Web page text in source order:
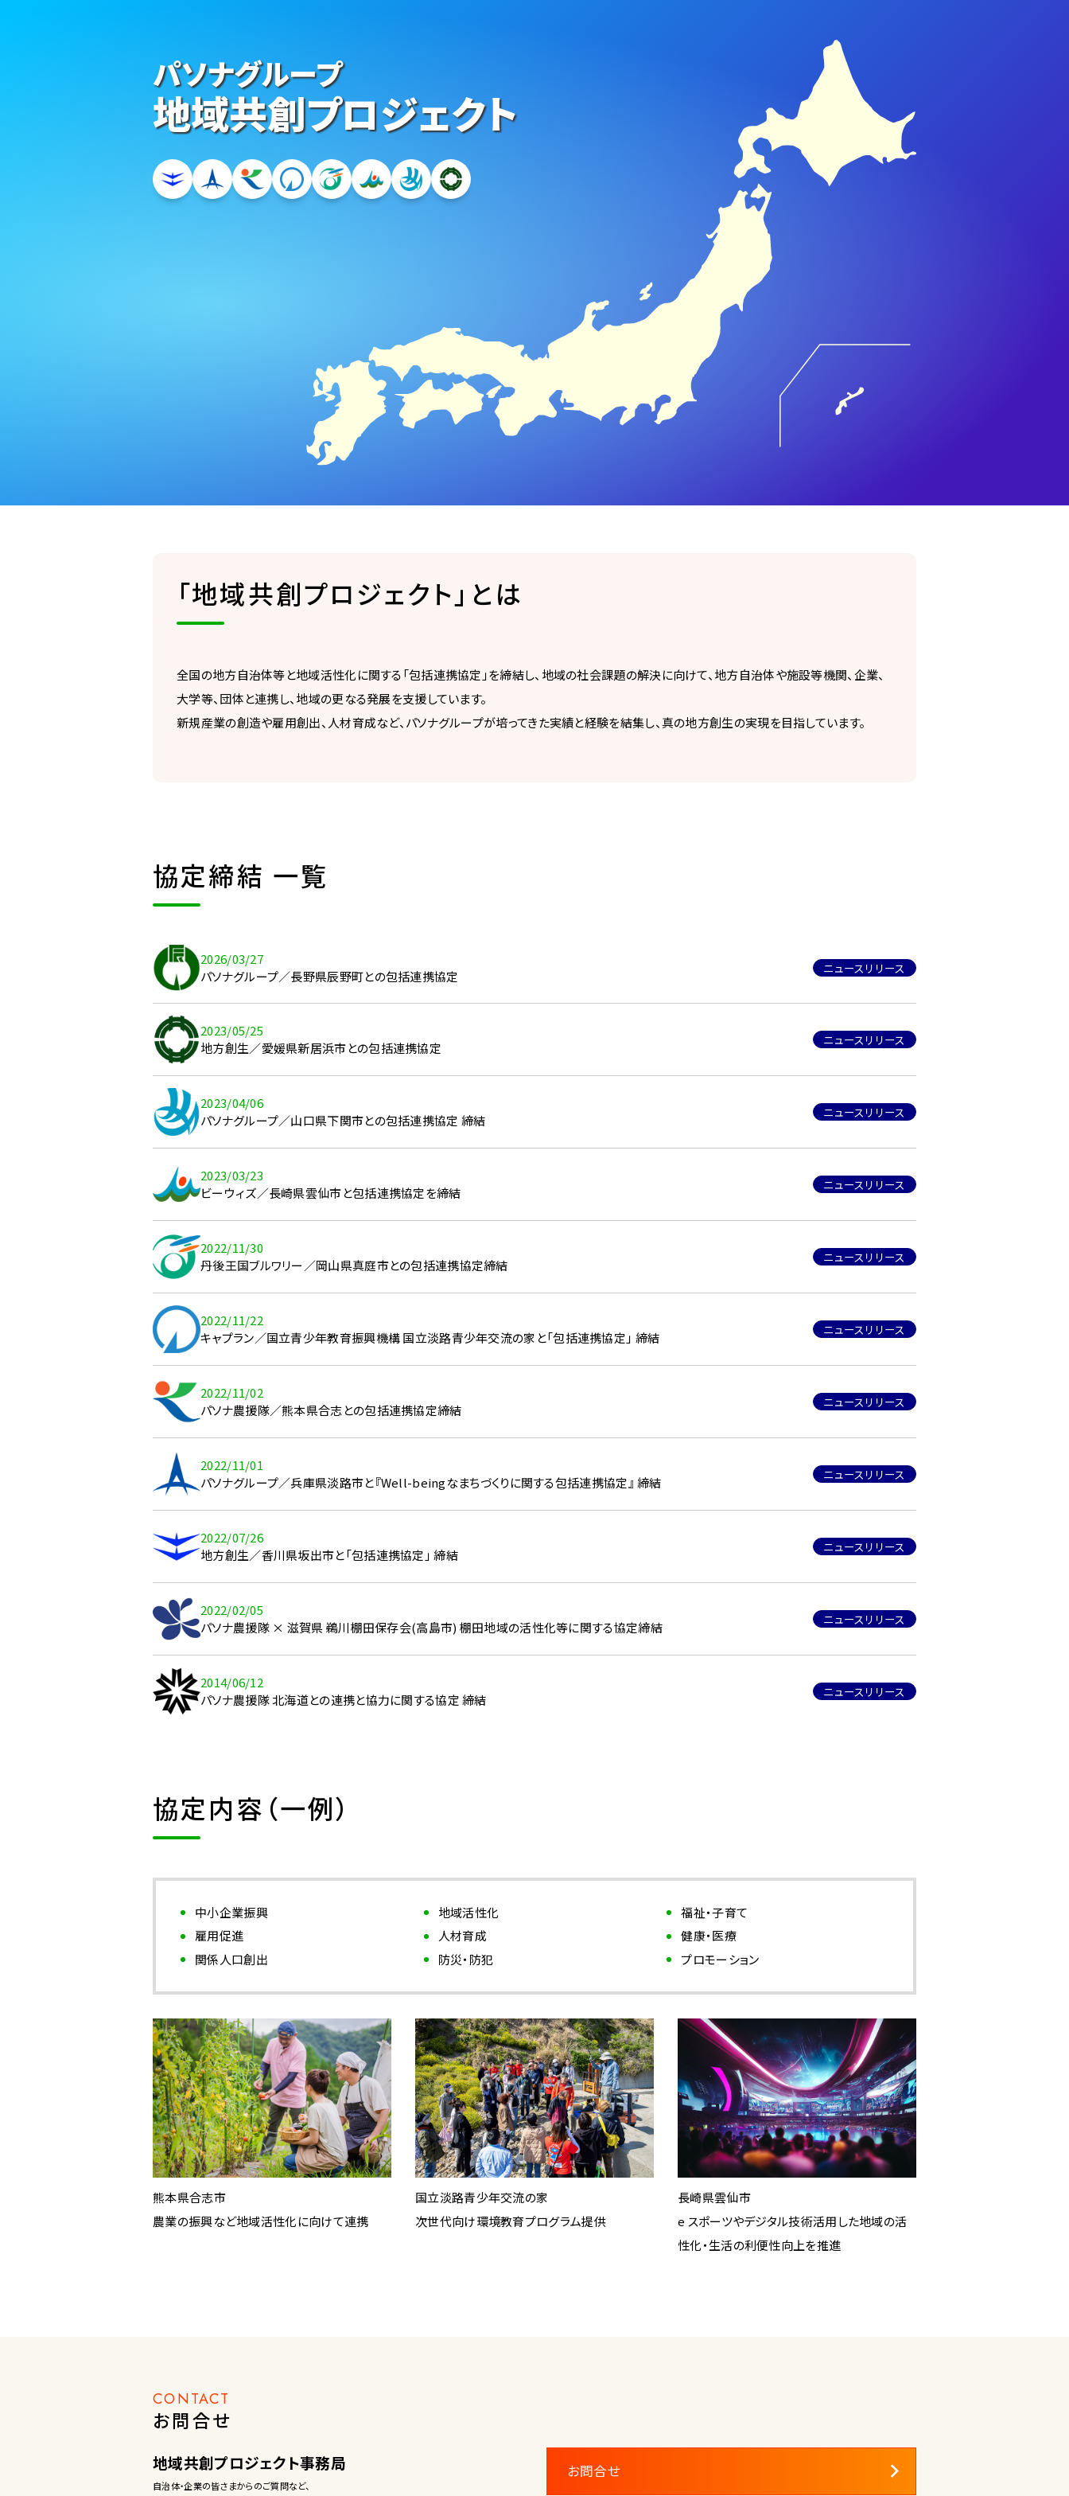
パソナグループ
地域共創プロジェクト
「地域共創プロジェクト」とは
全国の地方自治体等と地域活性化に関する「包括連携協定」を締結し、地域の社会課題の解決に向けて、地方自治体や施設等機関、企業、
大学等、団体と連携し、地域の更なる発展を支援しています。
新規産業の創造や雇用創出、人材育成など、パソナグループが培ってきた実績と経験を結集し、真の地方創生の実現を目指しています。
協定締結 一覧
2026/03/27
パソナグループ／長野県辰野町との包括連携協定
ニュースリリース
2023/05/25
地方創生／愛媛県新居浜市との包括連携協定
ニュースリリース
2023/04/06
パソナグループ／山口県下関市との包括連携協定 締結
ニュースリリース
2023/03/23
ビーウィズ／長崎県雲仙市と包括連携協定を締結
ニュースリリース
2022/11/30
丹後王国ブルワリー／岡山県真庭市との包括連携協定締結
ニュースリリース
2022/11/22
キャプラン／国立青少年教育振興機構 国立淡路青少年交流の家と「包括連携協定」 締結
ニュースリリース
2022/11/02
パソナ農援隊／熊本県合志との包括連携協定締結
ニュースリリース
2022/11/01
パソナグループ／兵庫県淡路市と『Well-beingなまちづくりに関する包括連携協定』 締結
ニュースリリース
2022/07/26
地方創生／香川県坂出市と「包括連携協定」 締結
ニュースリリース
2022/02/05
パソナ農援隊 × 滋賀県 鵜川棚田保存会(高島市) 棚田地域の活性化等に関する協定締結
ニュースリリース
2014/06/12
パソナ農援隊 北海道との連携と協力に関する協定 締結
ニュースリリース
協定内容（一例）
中小企業振興
雇用促進
関係人口創出
地域活性化
人材育成
防災・防犯
福祉・子育て
健康・医療
プロモーション
熊本県合志市
農業の振興など地域活性化に向けて連携
国立淡路青少年交流の家
次世代向け環境教育プログラム提供
長崎県雲仙市
e スポーツやデジタル技術活用した地域の活
性化・生活の利便性向上を推進
CONTACT
お問合せ
地域共創プロジェクト事務局
自治体・企業の皆さまからのご質問など、
お問合せ